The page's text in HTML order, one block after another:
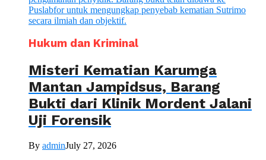
Hukum dan Kriminal
Misteri Kematian Karumga
Mantan Jampidsus, Barang
Bukti dari Klinik Mordent Jalani
Uji Forensik
By adminJuly 27, 2026